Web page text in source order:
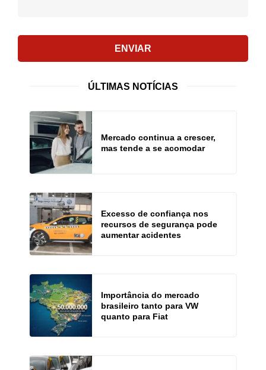
ENVIAR
ÚLTIMAS NOTÍCIAS
Mercado continua a crescer,
mas tende a se acomodar
Excesso de confiança nos
recursos de segurança pode
aumentar acidentes
Importância do mercado
brasileiro tanto para VW
quanto para Fiat